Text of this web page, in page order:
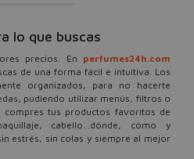
lo que buscas
precios. En perfumes24h.com
de una forma fácil e intuitiva. Los
organizados, para no hacerte
pudiendo utilizar menús, filtros o
compres tus productos favoritos de
cabello...dónde, cómo y
estrés, sin colas y siempre al mejor